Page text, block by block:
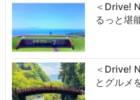
＜Drive!
るっと堪
＜Drive!
とグルメ